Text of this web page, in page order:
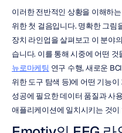
이러한 전반적인 상황을 이해하
위한 첫 걸음입니다. 명확한 그림
장치 라인업을 살펴보고 이 분야
뉴로마케팅 연구 수행, 새로운
위한 도구 탐색 등)에 어떤 기능
성공에 필요한 데이터 품질과 사
애플리케이션에 일치시키는 것이